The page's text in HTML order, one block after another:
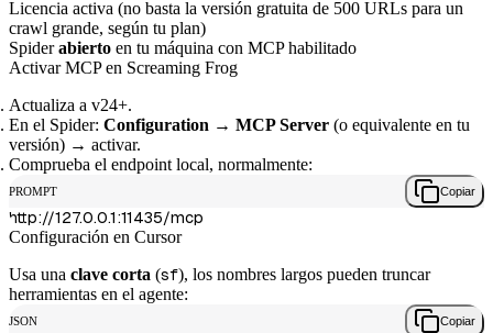
Licencia activa (no basta la versión gratuita de 500 URLs para un
crawl grande, según tu plan)
Spiderabierto en tu máquina con MCP habilitado
Activar MCP en Screaming Frog
Actualiza a v24+.
En el Spider: Configuration → MCP Server (o equivalente en tu
versión) → activar.
Comprueba el endpoint local, normalmente:
PROMPT Copiar
Configuración en Cursor
Usa una clave corta (sf), los nombres largos pueden truncar
herramientas en el agente:
JSON Copiar